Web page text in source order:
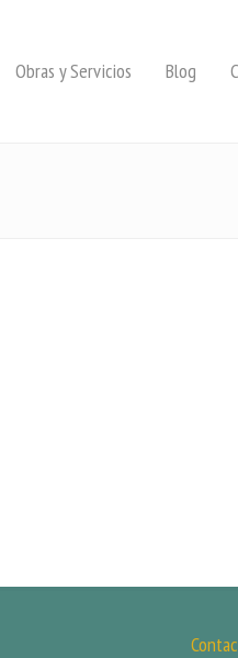
Obras y Servicios Blog